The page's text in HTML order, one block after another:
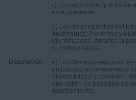
Descripción
c) Los auto-taxis que estén
esté presente.
d) Los de propiedad del
Autónomas, Provincias y
identificados, durante la
su competencia.
e) Los de
en España, externamente
diplomática y a condición
que estén en posesión de
Ayuntamiento.